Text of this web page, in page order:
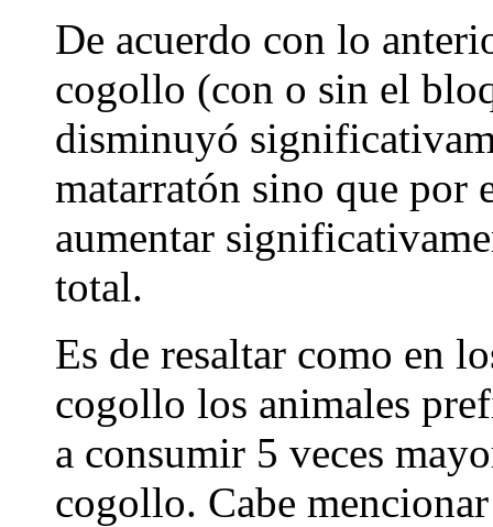
De acuerdo con lo
cogollo (con o sin el
disminuyó
matarratón sino que por
aumentar
total.
Es de resaltar como en
cogollo los animales
a consumir 5 veces
cogollo. Cabe